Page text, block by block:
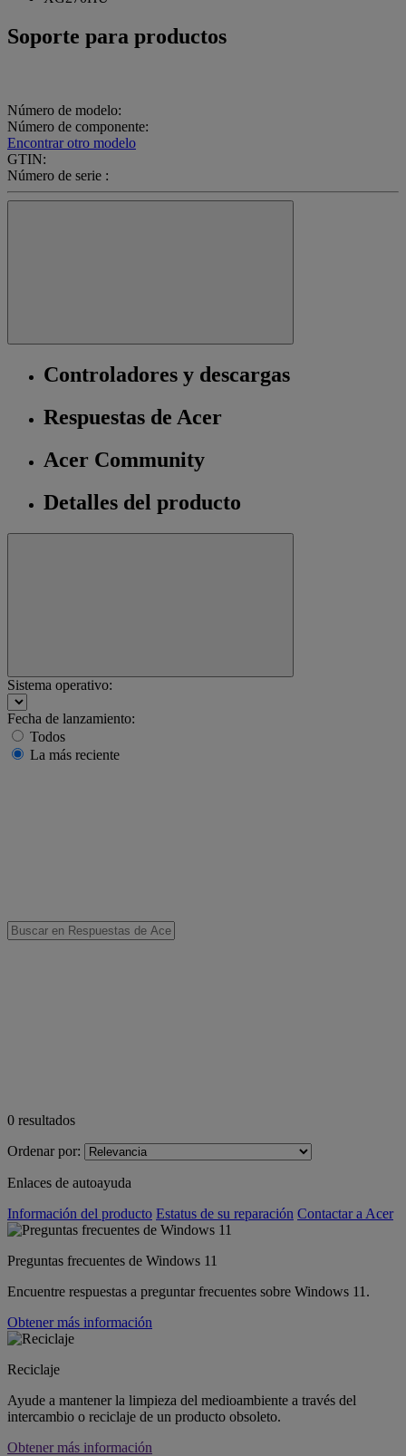
Soporte para productos
Número de modelo:
Número de componente:
Encontrar otro modelo
GTIN:
Número de serie :
Controladores y descargas
Respuestas de Acer
Acer Community
Detalles del producto
Sistema operativo:
Fecha de lanzamiento:
Todos
La más reciente
0 resultados
Ordenar por:
Enlaces de autoayuda
Información del producto Estatus de su reparación Contactar a Acer
Preguntas frecuentes de Windows 11
Encuentre respuestas a preguntar frecuentes sobre Windows 11.
Obtener más información
Reciclaje
Ayude a mantener la limpieza del medioambiente a través del
intercambio o reciclaje de un producto obsoleto.
Obtener más información